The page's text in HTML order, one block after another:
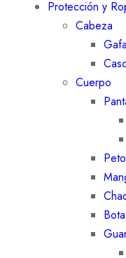
Protección y
Cabeza
Cuerpo